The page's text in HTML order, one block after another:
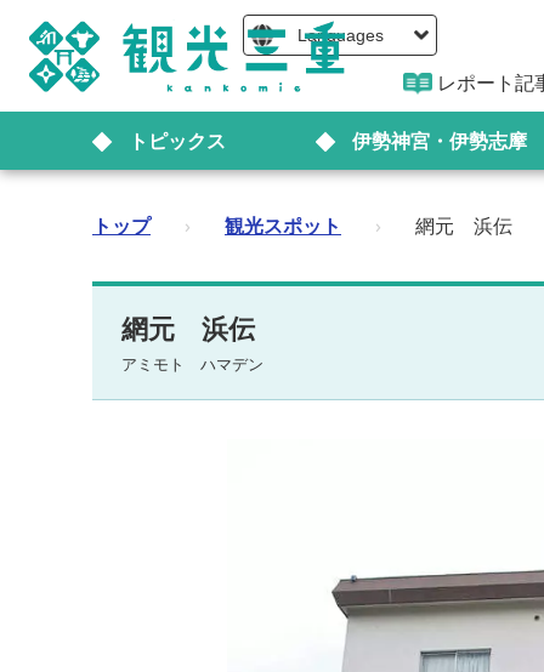
Languages
レポート記
トピックス 伊勢神宮・伊勢志摩
トップ › 観光スポット › 網元 浜伝
網元 浜伝
アミモト ハマデン